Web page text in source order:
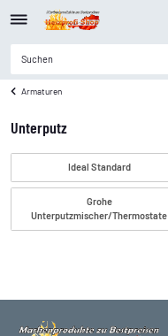
Armaturen
Unterputz
Ideal Standard
Grohe
Unterputzmischer/Thermostate